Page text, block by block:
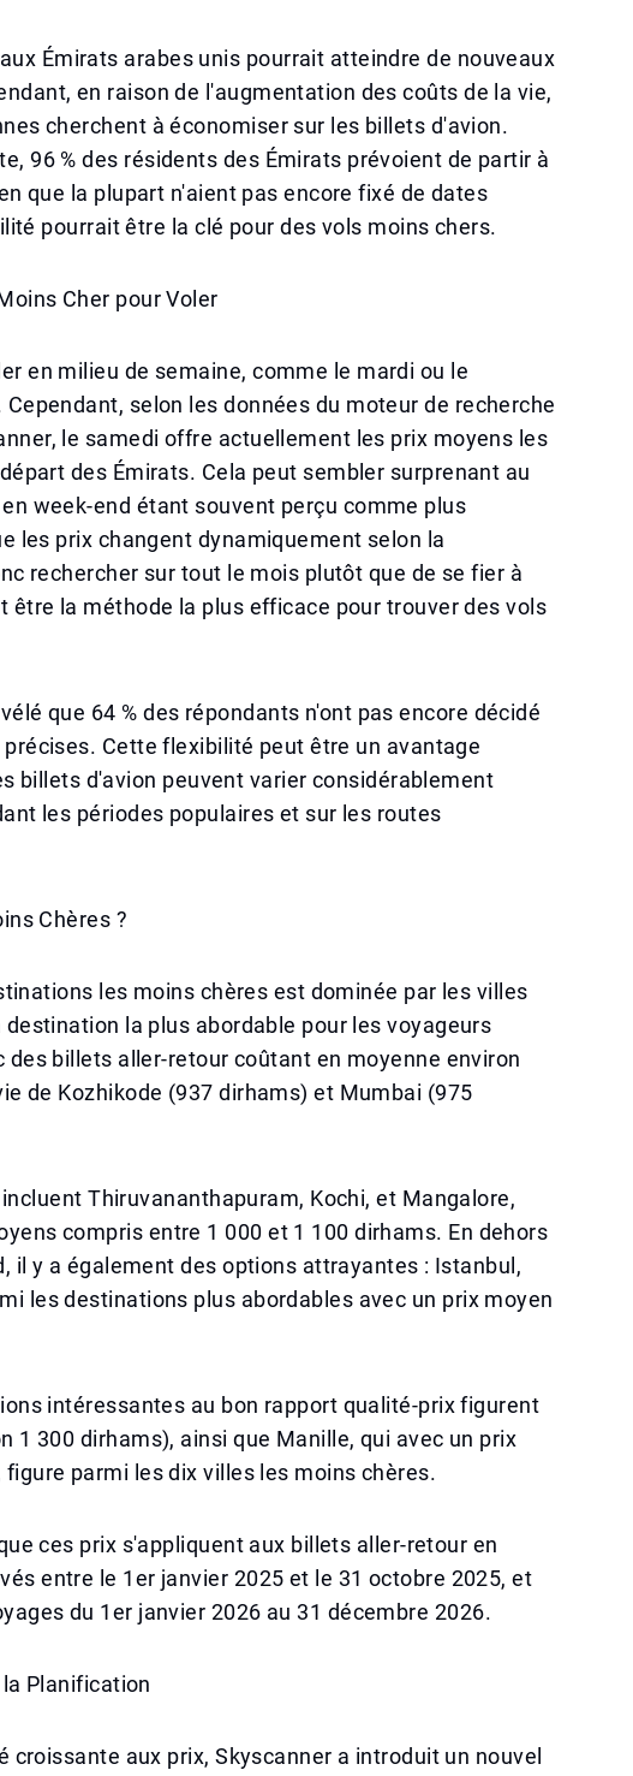
Émirats arabes unis pourrait atteindre de nouveaux
en raison de l'augmentation des coûts de la vie,
cherchent à économiser sur les billets d'avion.
96 % des résidents des Émirats prévoient de partir à
que la plupart n'aient pas encore fixé de dates
pourrait être la clé pour des vols moins chers.
Cher pour Voler
en milieu de semaine, comme le mardi ou le
selon les données du moteur de recherche
le samedi offre actuellement les prix moyens les
des Émirats. Cela peut sembler surprenant au
week-end étant souvent perçu comme plus
les prix changent dynamiquement selon la
rechercher sur tout le mois plutôt que de se fier à
être la méthode la plus efficace pour trouver des vols
que 64 % des répondants n'ont pas encore décidé
Cette flexibilité peut être un avantage
billets d'avion peuvent varier considérablement
les périodes populaires et sur les routes
Chères ?
les moins chères est dominée par les villes
la plus abordable pour les voyageurs
des billets aller-retour coûtant en moyenne environ
de Kozhikode (937 dirhams) et Mumbai (975
Thiruvananthapuram, Kochi, et Mangalore,
compris entre 1 000 et 1 100 dirhams. En dehors
il y a également des options attrayantes : Istanbul,
les destinations plus abordables avec un prix moyen
intéressantes au bon rapport qualité-prix figurent
1 300 dirhams), ainsi que Manille, qui avec un prix
parmi les dix villes les moins chères.
ces prix s'appliquent aux billets aller-retour en
entre le 1er janvier 2025 et le 31 octobre 2025, et
du 1er janvier 2026 au 31 décembre 2026.
Planification
croissante aux prix, Skyscanner a introduit un nouvel